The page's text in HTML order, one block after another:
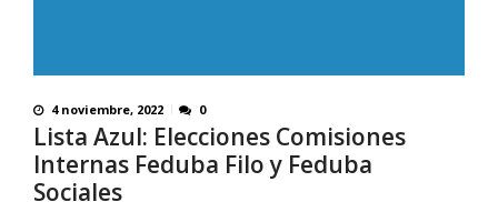
4 noviembre, 2022 0
Lista Azul: Elecciones Comisiones
Internas Feduba Filo y Feduba
Sociales